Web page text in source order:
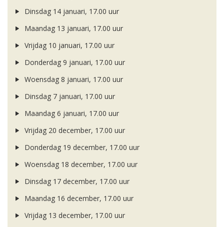
Dinsdag 14 januari, 17.00 uur
Maandag 13 januari, 17.00 uur
Vrijdag 10 januari, 17.00 uur
Donderdag 9 januari, 17.00 uur
Woensdag 8 januari, 17.00 uur
Dinsdag 7 januari, 17.00 uur
Maandag 6 januari, 17.00 uur
Vrijdag 20 december, 17.00 uur
Donderdag 19 december, 17.00 uur
Woensdag 18 december, 17.00 uur
Dinsdag 17 december, 17.00 uur
Maandag 16 december, 17.00 uur
Vrijdag 13 december, 17.00 uur